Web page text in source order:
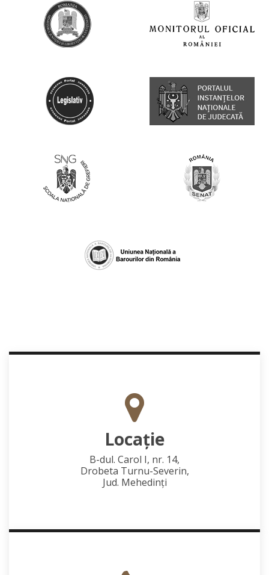
Locaţie
B-dul. Carol I, nr. 14,
Drobeta Turnu-Severin,
Jud. Mehedinţi